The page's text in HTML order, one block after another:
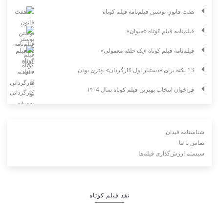
هفت قانونِ نوشتن فیلم‌نامه فیلم کوتاه
فیلم‌نامه فیلم کوتاه «حیوان»
فیلم‌نامه فیلم کوتاه «یک حلقه معمولی»
13 نکته برای «دستیار اول کارگردان» بهتری بودن
فراخوان انتخاب بهترین فیلم کوتاه سال ۱۴۰4
شناسنامه فیدان
تماس با ما
سیستم ارزش‌گذاری فیلم‌ها
نقد فیلم کوتاه